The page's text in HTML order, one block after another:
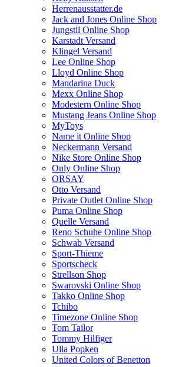
Herrenausstatter.de
Jack and Jones Online Shop
Jungstil Online Shop
Karstadt Versand
Klingel Versand
Lee Online Shop
Lloyd Online Shop
Mandarina Duck
Mexx Online Shop
Modestern Online Shop
Mustang Jeans Online Shop
MyToys
Name it Online Shop
Neckermann Versand
Nike Store Online Shop
Only Online Shop
ORSAY
Otto Versand
Private Outlet Online Shop
Puma Online Shop
Quelle Versand
Reno Schuhe Online Shop
Schwab Versand
Sport-Thieme
Sportscheck
Strellson Shop
Swarovski Online Shop
Takko Online Shop
Tchibo
Timezone Online Shop
Tom Tailor
Tommy Hilfiger
Ulla Popken
United Colors of Benetton